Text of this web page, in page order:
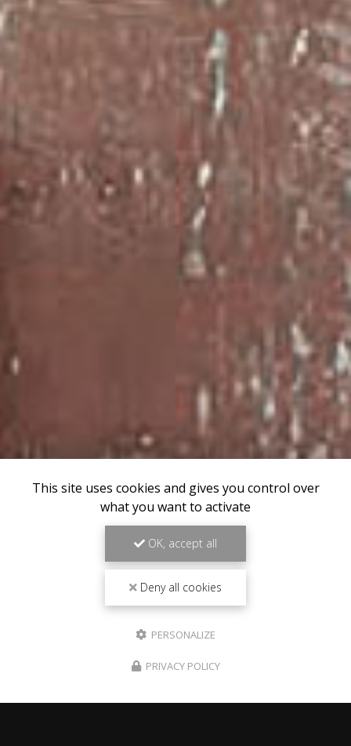
This site uses cookies and gives you control over
what you want to activate
OK, accept all
Deny all cookies
PERSONALIZE
PRIVACY POLICY